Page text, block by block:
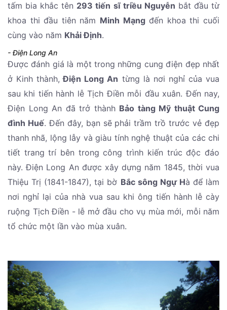
tấm bia khắc tên 293 tiến sĩ triều Nguyễn bắt đầu từ
khoa thi đầu tiên năm Minh Mạngđến khoa thi cuối
cùng vào năm Khải Định.
- Điện Long An
Được đánh giá là một trong những cung điện đẹp nhất
ở Kinh thành, Điện Long An từng là nơi nghỉ của vua
sau khi tiến hành lễ Tịch Điền mỗi đầu xuân. Đến nay,
Điện Long An đã trở thành Bảo tàng Mỹ thuật Cung
đình Huế. Đến đây, bạn sẽ phải trầm trồ trước vẻ đẹp
thanh nhã, lộng lẫy và giàu tính nghệ thuật của các chi
tiết trang trí bên trong công trình kiến trúc độc đáo
này. Điện Long An được xây dựng năm 1845, thời vua
Thiệu Trị (1841-1847), tại bờ Bắc sông Ngự Hà để làm
nơi nghỉ lại của nhà vua sau khi ông tiến hành lễ cày
ruộng Tịch Điền - lễ mở đầu cho vụ mùa mới, mỗi năm
tổ chức một lần vào mùa xuân.